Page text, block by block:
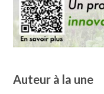
Auteur à la une